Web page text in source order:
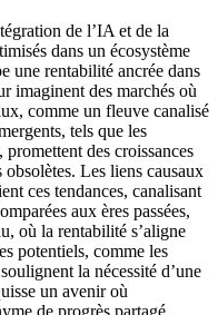
de l’IA et de la
dans un écosystème
une rentabilité ancrée dans
imaginent des marchés où
comme un fleuve canalisé
tels que les
des croissances
Les liens causaux
ces tendances, canalisant
aux ères passées,
où la rentabilité s’aligne
potentiels, comme les
la nécessité d’une
un avenir où